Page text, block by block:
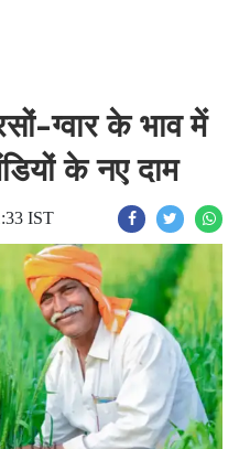
ग्वार के भाव में
के नए दाम
IST